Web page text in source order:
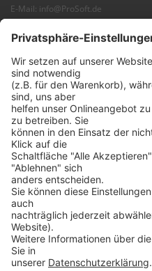
E-Mail: info@ProSoft.de
Web:
ProSoft
ProBlog
FAQ:Knowledgebase
Shop:ProSecurity
30+ JAHRE IT-KOMPETENZ
SICHERHEIT